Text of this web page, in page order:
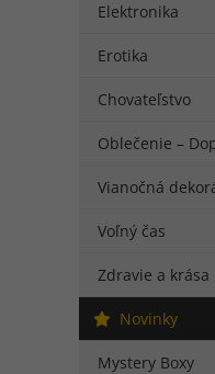
Elektronika
Erotika
Chovateľstvo
Oblečenie –
Vianočná
Voľný čas
Zdravie a krása
Novinky
Mystery Boxy